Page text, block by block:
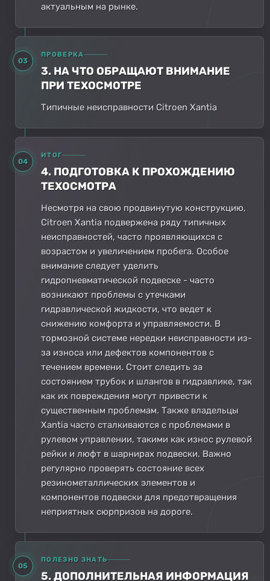
актуальным на рынке.
03
ПРОВЕРКА
3. НА ЧТО ОБРАЩАЮТ ВНИМАНИЕ
ПРИ ТЕХОСМОТРЕ
Типичные неисправности Citroen Xantia
04
ИТОГ
4. ПОДГОТОВКА К ПРОХОЖДЕНИЮ
ТЕХОСМОТРА
Несмотря на свою продвинутую конструкцию,
Citroen Xantia подвержена ряду типичных
неисправностей, часто проявляющихся с
возрастом и увеличением пробега. Особое
внимание следует уделить
гидропневматической подвеске - часто
возникают проблемы с утечками
гидравлической жидкости, что ведет к
снижению комфорта и управляемости. В
тормозной системе нередки неисправности из-
за износа или дефектов компонентов с
течением времени. Стоит следить за
состоянием трубок и шлангов в гидравлике, так
как их повреждения могут привести к
существенным проблемам. Также владельцы
Xantia часто сталкиваются с проблемами в
рулевом управлении, такими как износ рулевой
рейки и люфт в шарнирах подвески. Важно
регулярно проверять состояние всех
резинометаллических элементов и
компонентов подвески для предотвращения
неприятных сюрпризов на дороге.
05
ПОЛЕЗНО ЗНАТЬ
5. ДОПОЛНИТЕЛЬНАЯ ИНФОРМАЦИЯ